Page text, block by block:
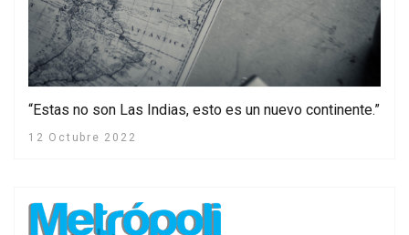
“Estas no son Las Indias, esto es un nuevo continente.”
12 Octubre 2022